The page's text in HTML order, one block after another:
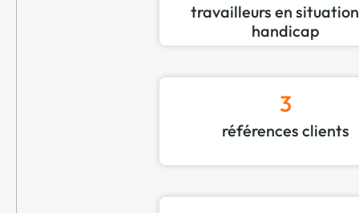
travailleurs en
handicap
3
références clients